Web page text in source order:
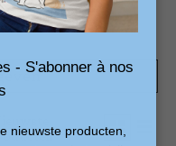
worst
- S'abonner à nos
nieuwste producten,